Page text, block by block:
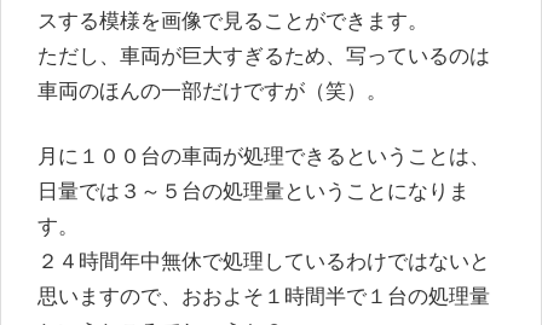
スする模様を画像で見ることができます。
ただし、車両が巨大すぎるため、写っているのは
車両のほんの一部だけですが（笑）。
月に１００台の車両が処理できるということは、
日量では３～５台の処理量ということになりま
す。
２４時間年中無休で処理しているわけではないと
思いますので、おおよそ１時間半で１台の処理量